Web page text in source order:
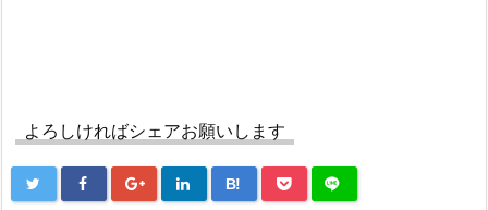
よろしければシェアお願いします
B!